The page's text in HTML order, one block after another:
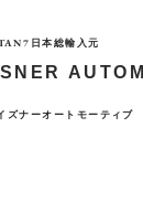
日本総輸入元
ズナーオートモーティブ